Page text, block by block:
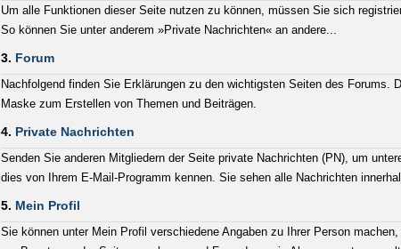
Um alle Funktionen dieser Seite nutzen zu können, müssen Sie sich
So können Sie unter anderem »Private Nachrichten« an andere...
3. Forum
Nachfolgend finden Sie Erklärungen zu den wichtigsten Seiten des Forums.
Maske zum Erstellen von Themen und Beiträgen.
4. Private Nachrichten
Senden Sie anderen Mitgliedern der Seite private Nachrichten (PN), um
dies von Ihrem E-Mail-Programm kennen. Sie sehen alle Nachrichten
5. Mein Profil
Sie können unter Mein Profil verschiedene Angaben zu Ihrer Person